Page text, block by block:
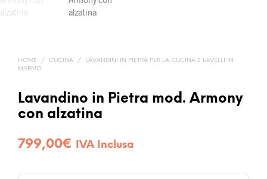
HOME / CUCINA /
LAVANDINI IN PIETRA PER LA CUCINA E LAVELLI IN
MARMO
Lavandino in Pietra mod. Armony
con alzatina
799,00€ IVA Inclusa